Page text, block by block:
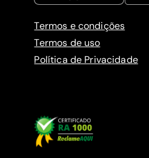
Termos e condições
Termos de uso
Política de Privacidade